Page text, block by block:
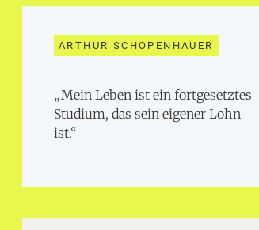
ARTHUR SCHOPENHAUER
„Mein Leben ist ein fortgesetztes
Studium, das sein eigener Lohn
ist.“